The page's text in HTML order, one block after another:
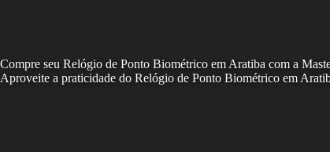
Compre seu Relógio de Ponto Biométrico em Aratiba com a
Aproveite a praticidade do Relógio de Ponto Biométrico em